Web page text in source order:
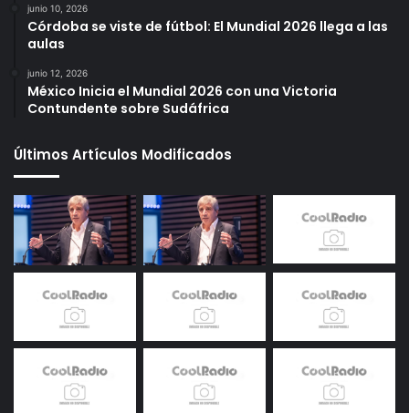
junio 10, 2026
Córdoba se viste de fútbol: El Mundial 2026 llega a las
aulas
junio 12, 2026
México Inicia el Mundial 2026 con una Victoria
Contundente sobre Sudáfrica
Últimos Artículos Modificados